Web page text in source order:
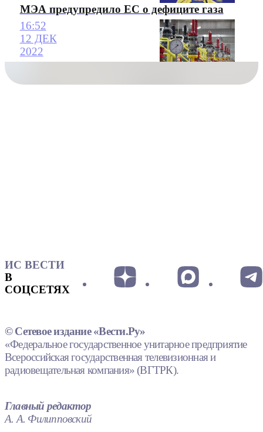
МЭА предупредило ЕС о дефиците газа
16:52
12 ДЕК
2022
ИС ВЕСТИ
В
СОЦСЕТЯХ
© Сетевое издание «Вести.Ру»
«Федеральное государственное унитарное предприятие
Всероссийская государственная телевизионная и
радиовещательная компания» (ВГТРК).
Главный редактор
А. А. Филипповский